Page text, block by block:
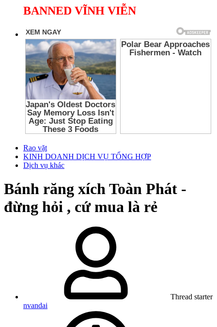
BANNED VĨNH VIỄN
Rao vặt
KINH DOANH DỊCH VỤ TỔNG HỢP
Dịch vụ khác
Bánh răng xích Toàn Phát -
đừng hỏi , cứ mua là rẻ
Thread starter
nvandai